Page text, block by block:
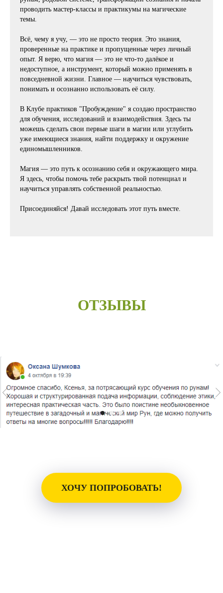
проводить мастер-классы и практикумы на магические
темы.
Всё, чему я учу, — это не просто теория. Это знания,
проверенные на практике и пропущенные через личный
опыт. Я верю, что магия — это не что-то далёкое и
недоступное, а инструмент, который можно применять в
повседневной жизни. Главное — научиться чувствовать,
понимать и осознанно использовать её силу.
В Клубе практиков "Пробуждение" я создаю пространство
для обучения, исследований и взаимодействия. Здесь ты
можешь сделать свои первые шаги в магии или углубить
уже имеющиеся знания, найти поддержку и окружение
единомышленников.
Магия — это путь к осознанию себя и окружающего мира.
Я здесь, чтобы помочь тебе раскрыть твой потенциал и
научиться управлять собственной реальностью.
Присоединяйся! Давай исследовать этот путь вместе.
ОТЗЫВЫ
ХОЧУ ПОПРОБОВАТЬ!